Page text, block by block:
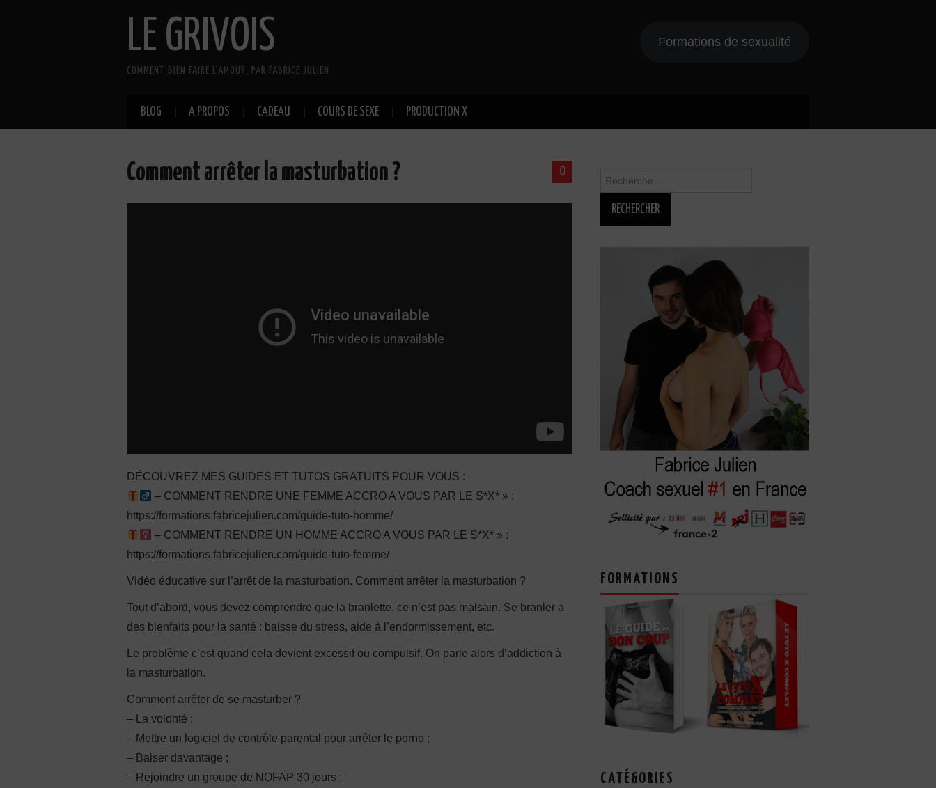
LE GRIVOIS
COMMENT BIEN FAIRE L'AMOUR, PAR FABRICE JULIEN
Formations de sexualité
BLOG A PROPOS CADEAU COURS DE SEXE PRODUCTION X
0
Comment arrêter la masturbation ?
DÉCOUVREZ MES GUIDES ET TUTOS GRATUITS POUR VOUS :
– COMMENT RENDRE UNE FEMME ACCRO A VOUS PAR LE S*X* » :
https://formations.fabricejulien.com/guide-tuto-homme/
– COMMENT RENDRE UN HOMME ACCRO A VOUS PAR LE S*X* » :
https://formations.fabricejulien.com/guide-tuto-femme/
Vidéo éducative sur l’arrêt de la masturbation. Comment arrêter la masturbation ?
Tout d’abord, vous devez comprendre que la branlette, ce n’est pas malsain. Se branler a
des bienfaits pour la santé : baisse du stress, aide à l’endormissement, etc.
Le problème c’est quand cela devient excessif ou compulsif. On parle alors d’addiction à
la masturbation.
Comment arrêter de se masturber ?
– La volonté ;
– Mettre un logiciel de contrôle parental pour arrêter le porno ;
– Baiser davantage ;
– Rejoindre un groupe de NOFAP 30 jours ;
FORMATIONS
CATÉGORIES